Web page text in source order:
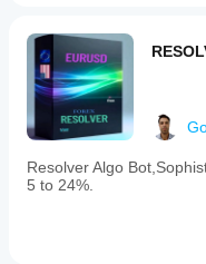
Resolver Algo
5 to 24%.